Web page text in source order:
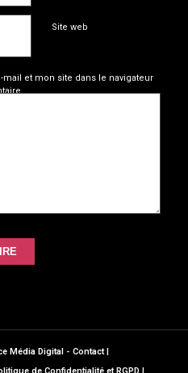
Site web
et mon site dans le navigateur
Média Digital - Contact|
de Confidentialité et RGPD |